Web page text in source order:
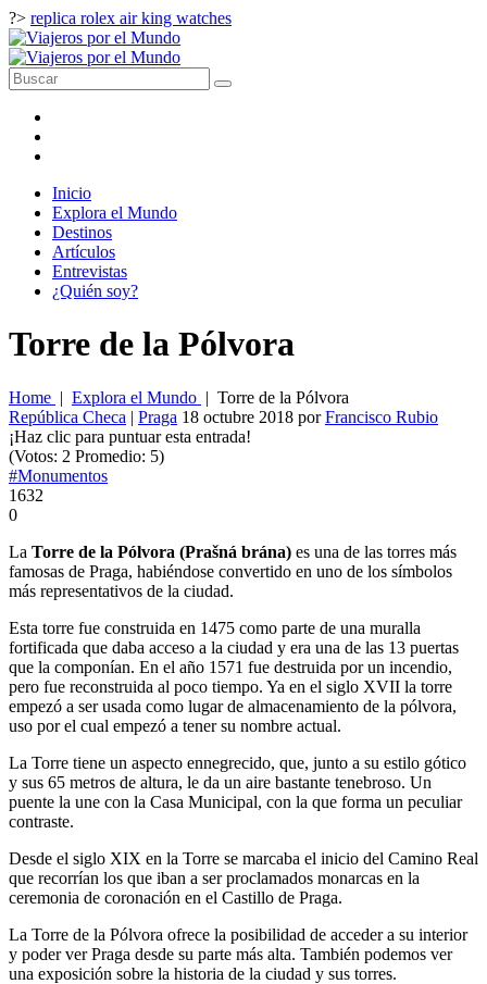
?> replica rolex air king watches
Inicio
Explora el Mundo
Destinos
Artículos
Entrevistas
¿Quién soy?
Torre de la Pólvora
Home | Explora el Mundo | Torre de la Pólvora
República Checa | Praga 18 octubre 2018 porFrancisco Rubio
¡Haz clic para puntuar esta entrada!
(Votos: 2 Promedio: 5)
#Monumentos
1632
0
La Torre de la Pólvora (Prašná brána) es una de las torres más
famosas de Praga, habiéndose convertido en uno de los símbolos
más representativos de la ciudad.
Esta torre fue construida en 1475 como parte de una muralla
fortificada que daba acceso a la ciudad y era una de las 13 puertas
que la componían. En el año 1571 fue destruida por un incendio,
pero fue reconstruida al poco tiempo. Ya en el siglo XVII la torre
empezó a ser usada como lugar de almacenamiento de la pólvora,
uso por el cual empezó a tener su nombre actual.
La Torre tiene un aspecto ennegrecido, que, junto a su estilo gótico
y sus 65 metros de altura, le da un aire bastante tenebroso. Un
puente la une con la Casa Municipal, con la que forma un peculiar
contraste.
Desde el siglo XIX en la Torre se marcaba el inicio del Camino Real
que recorrían los que iban a ser proclamados monarcas en la
ceremonia de coronación en el Castillo de Praga.
La Torre de la Pólvora ofrece la posibilidad de acceder a su interior
y poder ver Praga desde su parte más alta. También podemos ver
una exposición sobre la historia de la ciudad y sus torres.